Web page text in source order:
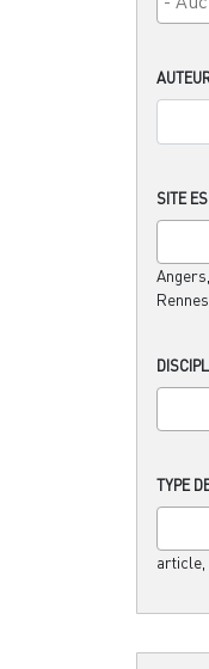
SITE
Rennes
TYPE
article,